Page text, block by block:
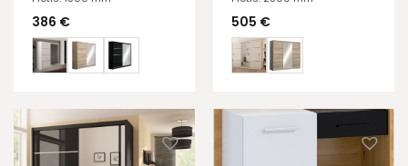
386 € 505 €